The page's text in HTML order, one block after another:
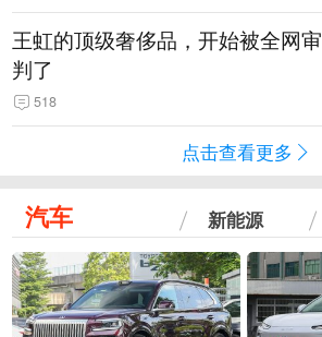
王虹的顶级奢侈品，开始被全网审
判了
518
点击查看更多
汽车 新能源